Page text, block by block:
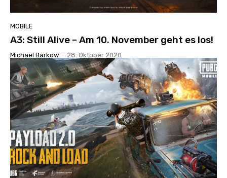
MOBILE
A3: Still Alive – Am 10. November geht es los!
Michael Barkow - 28. Oktober 2020